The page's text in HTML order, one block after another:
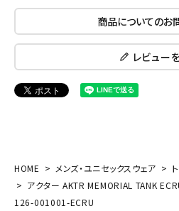
商品についてのお
レビュー
HOME メンズ・ユニセックスウェア
アクター AKTR MEMORIAL TANK
126-001001-ECRU